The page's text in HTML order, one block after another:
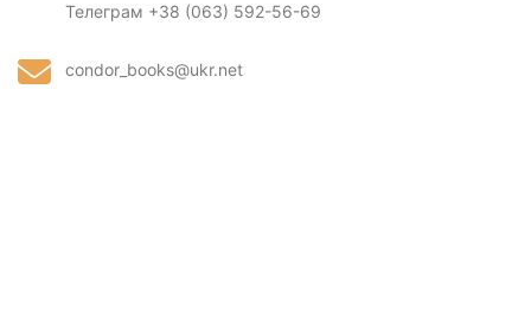
Телеграм +38 (063) 592-56-69
condor_books@ukr.net